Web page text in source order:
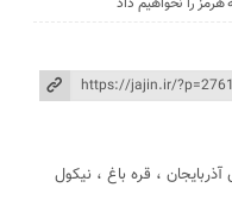
، قره باغ ، نیکول